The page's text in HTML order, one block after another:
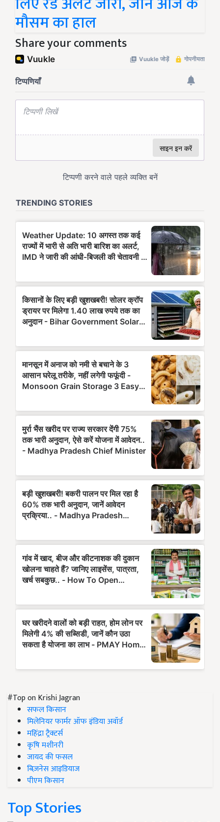
मौसम का हाल
Share your comments
#Top on Krishi Jagran
सफल किसान
मिलेनियर फार्मर ऑफ इंडिया अवॉर्ड
महिंद्रा ट्रैक्टर्स
कृषि मशीनरी
जायद की फसल
बिज़नेस आइडियाज
पीएम किसान
Top Stories